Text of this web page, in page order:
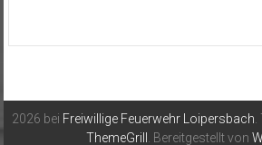
2026 bei Freiwillige Feuerwehr Loipersbach
ThemeGrill
. Bereitgestellt von